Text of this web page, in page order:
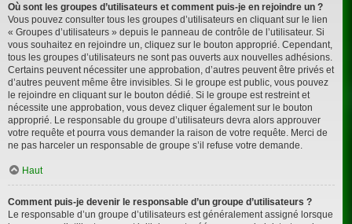
Où sont les groupes d’utilisateurs et comment puis-je en rejoindre un ?
Vous pouvez consulter tous les groupes d’utilisateurs en cliquant sur le lien
« Groupes d’utilisateurs » depuis le panneau de contrôle de l’utilisateur. Si
vous souhaitez en rejoindre un, cliquez sur le bouton approprié. Cependant,
tous les groupes d’utilisateurs ne sont pas ouverts aux nouvelles adhésions.
Certains peuvent nécessiter une approbation, d’autres peuvent être privés et
d’autres peuvent même être invisibles. Si le groupe est public, vous pouvez
le rejoindre en cliquant sur le bouton dédié. Si le groupe est restreint et
nécessite une approbation, vous devez cliquer également sur le bouton
approprié. Le responsable du groupe d’utilisateurs devra alors approuver
votre requête et pourra vous demander la raison de votre requête. Merci de
ne pas harceler un responsable de groupe s’il refuse votre demande.
Haut
Comment puis-je devenir le responsable d’un groupe d’utilisateurs ?
Le responsable d’un groupe d’utilisateurs est généralement assigné lorsque